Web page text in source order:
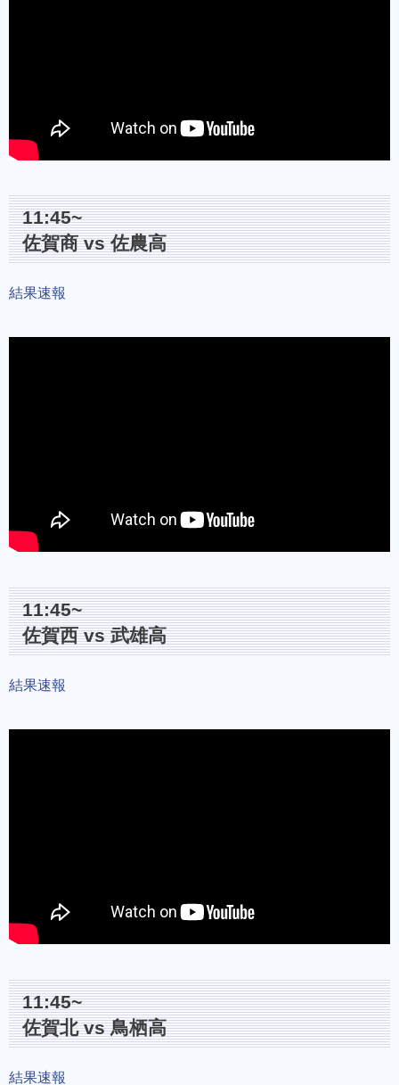
11:45~
佐賀商 vs 佐農高
結果速報
11:45~
佐賀西 vs 武雄高
結果速報
11:45~
佐賀北 vs 鳥栖高
結果速報